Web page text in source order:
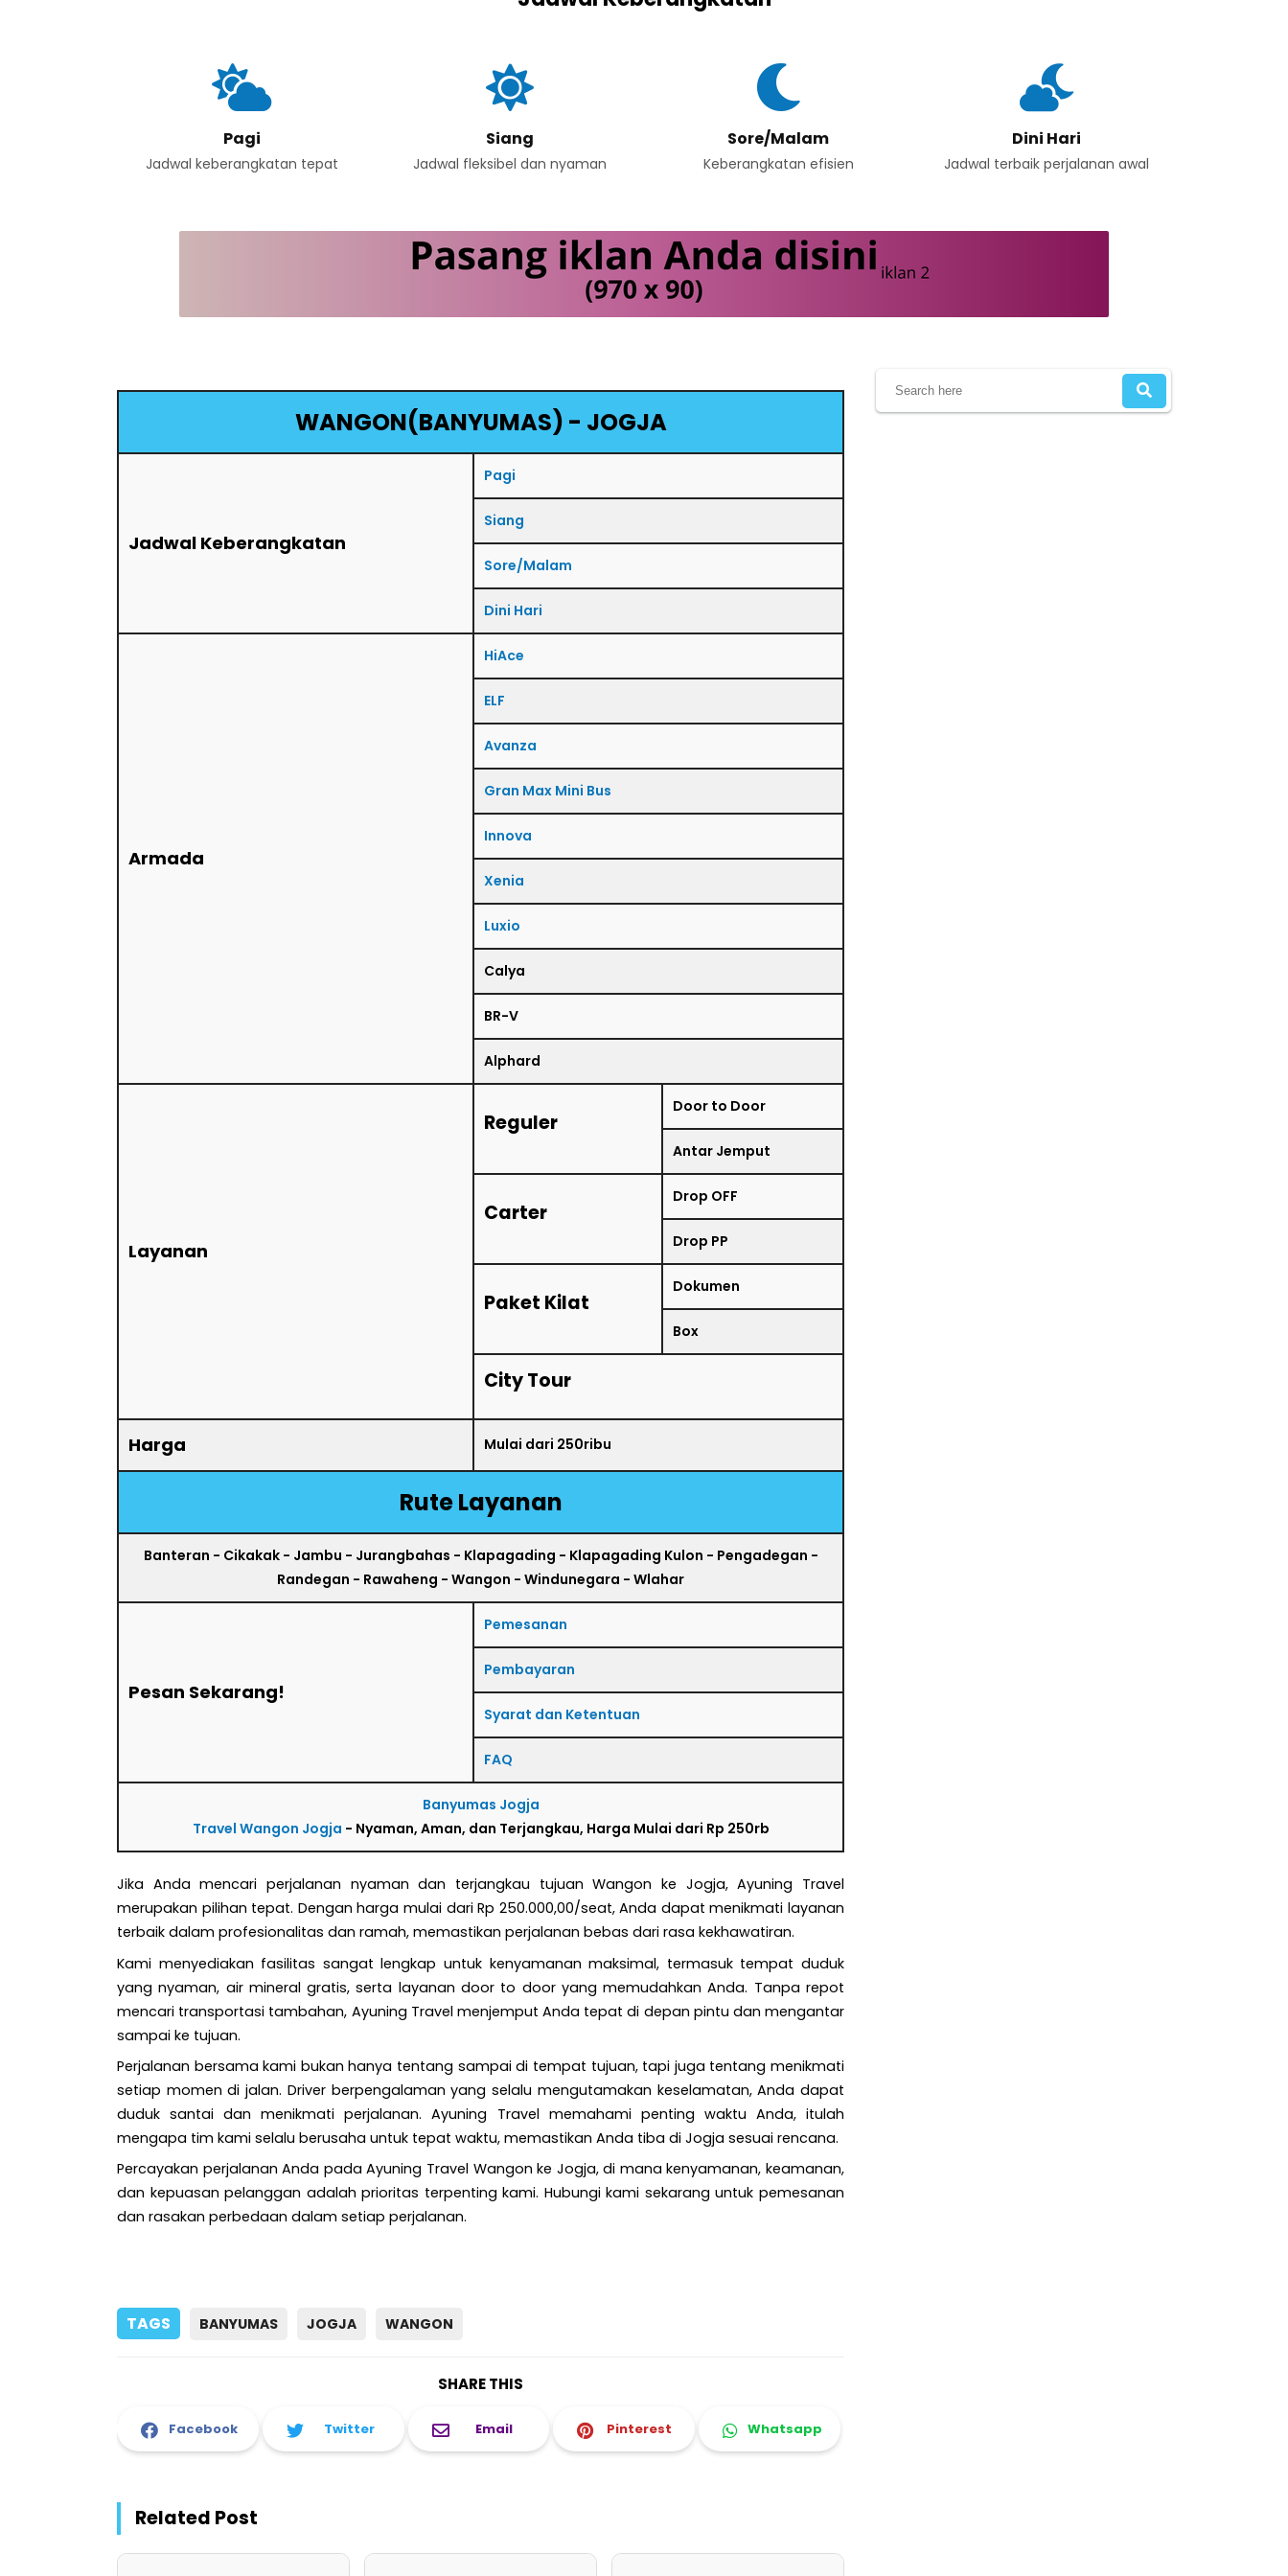
Pagi
Jadwal keberangkatan tepat
Siang
Jadwal fleksibel dan nyaman
Sore/Malam
Keberangkatan efisien
Dini Hari
Jadwal terbaik perjalanan awal
WANGON(BANYUMAS) - JOGJA
Jadwal Keberangkatan
Pagi
Siang
Sore/Malam
Dini Hari
Armada
HiAce
ELF
Avanza
Gran Max Mini Bus
Innova
Xenia
Luxio
Calya
BR-V
Alphard
Layanan
Reguler
Door to Door
Antar Jemput
Carter
Drop OFF
Drop PP
Paket Kilat
Dokumen
Box
City Tour
Harga Mulai dari 250ribu
Rute Layanan
Banteran - Cikakak - Jambu - Jurangbahas - Klapagading - Klapagading Kulon - Pengadegan -
Randegan - Rawaheng - Wangon - Windunegara - Wlahar
Pesan Sekarang!
Pemesanan
Pembayaran
Syarat dan Ketentuan
FAQ
Banyumas Jogja
Travel Wangon Jogja - Nyaman, Aman, dan Terjangkau, Harga Mulai dari Rp 250rb
Jika Anda mencari perjalanan nyaman dan terjangkau tujuan Wangon ke Jogja, Ayuning Travel
merupakan pilihan tepat. Dengan harga mulai dari Rp 250.000,00/seat, Anda dapat menikmati layanan
terbaik dalam profesionalitas dan ramah, memastikan perjalanan bebas dari rasa kekhawatiran.
Kami menyediakan fasilitas sangat lengkap untuk kenyamanan maksimal, termasuk tempat duduk
yang nyaman, air mineral gratis, serta layanan door to door yang memudahkan Anda. Tanpa repot
mencari transportasi tambahan, Ayuning Travel menjemput Anda tepat di depan pintu dan mengantar
sampai ke tujuan.
Perjalanan bersama kami bukan hanya tentang sampai di tempat tujuan, tapi juga tentang menikmati
setiap momen di jalan. Driver berpengalaman yang selalu mengutamakan keselamatan, Anda dapat
duduk santai dan menikmati perjalanan. Ayuning Travel memahami penting waktu Anda, itulah
mengapa tim kami selalu berusaha untuk tepat waktu, memastikan Anda tiba di Jogja sesuai rencana.
Percayakan perjalanan Anda pada Ayuning Travel Wangon ke Jogja, di mana kenyamanan, keamanan,
dan kepuasan pelanggan adalah prioritas terpenting kami. Hubungi kami sekarang untuk pemesanan
dan rasakan perbedaan dalam setiap perjalanan.
TAGS BANYUMAS JOGJA WANGON
SHARE THIS
Facebook Twitter Email Pinterest Whatsapp
Related Post